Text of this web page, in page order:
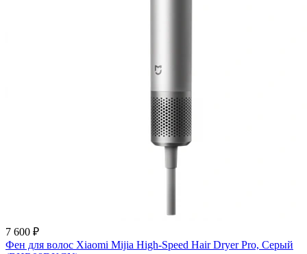
7 600 ₽
Фен для волос Xiaomi Mijia High-Speed Hair Dryer Pro, Серый